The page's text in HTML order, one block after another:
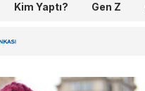
Kim Yaptı? Gen Z